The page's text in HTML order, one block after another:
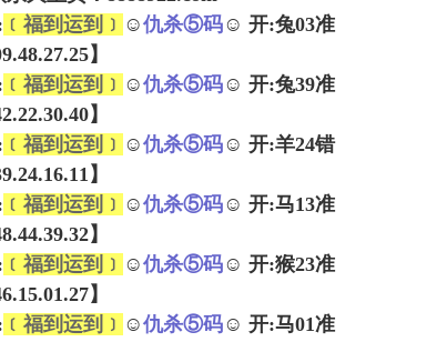
﹝福到运到﹞ ☺仇杀⑤码☺ 开:兔03准
】
﹝福到运到﹞ ☺仇杀⑤码☺ 开:兔39准
】
﹝福到运到﹞ ☺仇杀⑤码☺ 开:羊24错
】
﹝福到运到﹞ ☺仇杀⑤码☺ 开:马13准
】
﹝福到运到﹞ ☺仇杀⑤码☺ 开:猴23准
】
﹝福到运到﹞ ☺仇杀⑤码☺ 开:马01准